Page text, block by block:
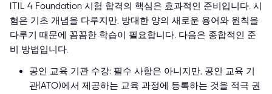
ITIL 4 Foundation 시험 합격의 핵심은 효과적인 준비입니다. 시
험은 기초 개념을 다루지만, 방대한 양의 새로운 용어와 원칙을
다루기 때문에 꼼꼼한 학습이 필요합니다. 다음은 종합적인 준
비 방법입니다.
공인 교육 기관 수강: 필수 사항은 아니지만, 공인 교육 기
관(ATO)에서 제공하는 교육 과정에 등록하는 것을 적극 권